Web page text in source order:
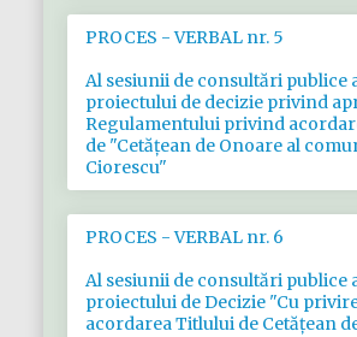
PROCES - VERBAL nr. 5
Al sesiunii de consultări publice
proiectului de decizie privind
Regulamentului privind
de "Cetățean de Onoare al
Ciorescu"
PROCES - VERBAL nr. 6
Al sesiunii de consultări publice
proiectului de Decizie "Cu
acordarea Titlului de Cetățean